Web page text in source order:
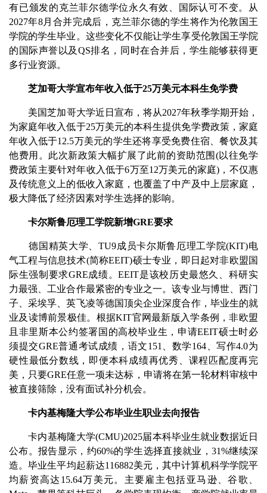
有已颁发的克兰菲尔德学位永久有效、国际认可不变。从
2027年8月合并完成后，克兰菲尔德的学生将作为伦敦国王
学院的学生毕业。这些变化不仅能让学生享受伦敦国王学院
的国际声誉以及QS排名，同时在合并后，学生能够获得更
多行业资源。
芝加哥大学宣布年收入低于25万美元本科生免学费
美国芝加哥大学近日宣布，将从2027年秋季学期开始，
为家庭年收入低于25万美元的本科生提供免学费政策，家庭
年收入低于12.5万美元的学生还将享受免费住宿、餐饮及其
他费用。此次新政策大幅扩展了此前的资助范围(以往免学
费政策主要针对年收入低于6万至12万美元的家庭)，不仅惠
及传统意义上的低收入家庭，也覆盖了中产及中上层家庭，
极大降低了经济因素对学生选择的影响。
卡尔斯鲁厄理工学院新增GRE要求
德国精英大学、TU9成员卡尔斯鲁厄理工学院(KIT)电
气工程与信息技术(简称EEIT)硕士专业，即日起对非欧盟国
际生强制要求GRE成绩。EEIT是该校历史最悠久、科研实
力最强、工业合作最紧密的专业之一。该专业与博世、西门
子、采埃孚、英飞凌等德国顶尖企业深度合作，毕业生的就
业及读博前景极佳。根据KIT官网最新版入学条例，非欧盟
且非里斯本公约签署国的高校毕业生，申请EEIT硕士时必
须提交GRE普通考试成绩，语文151、数学164、写作4.0为
硬性最低分数线，即便本科成绩再优秀、课程匹配度再完
美，只要GRE任意一项未达标，申请将在第一轮材料审核中
被直接筛除，没有面试补分机会。
卡内基梅隆大学公布毕业生职业去向报告
卡内基梅隆大学(CMU)2025届本科毕业生就业数据近日
公布。报告显示，约60%的学生选择直接就业，31%继续深
造。毕业生平均起薪达116882美元，其中计算机科学学院平
均薪资高达15.64万美元。主要雇主包括亚马逊、谷歌、